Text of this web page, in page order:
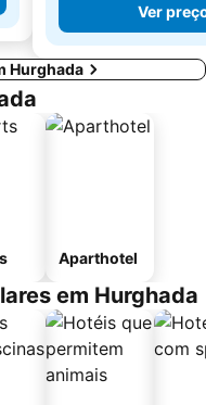
Ver
Hurghada
Aparthotel
em Hurghada